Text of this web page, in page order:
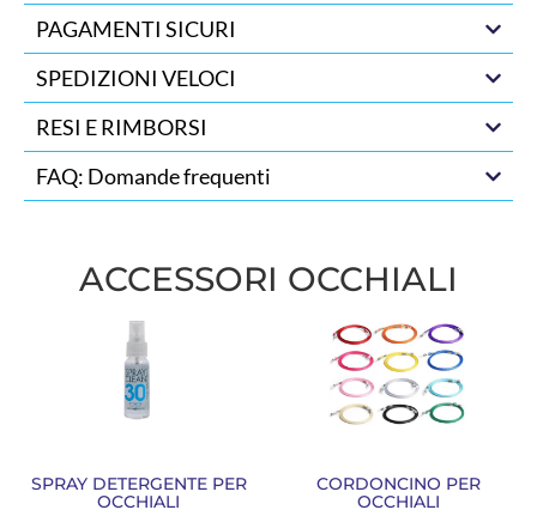
PAGAMENTI SICURI
SPEDIZIONI VELOCI
RESI E RIMBORSI
FAQ: Domande frequenti
ACCESSORI OCCHIALI
SPRAY DETERGENTE PER
OCCHIALI
CORDONCINO PER
OCCHIALI